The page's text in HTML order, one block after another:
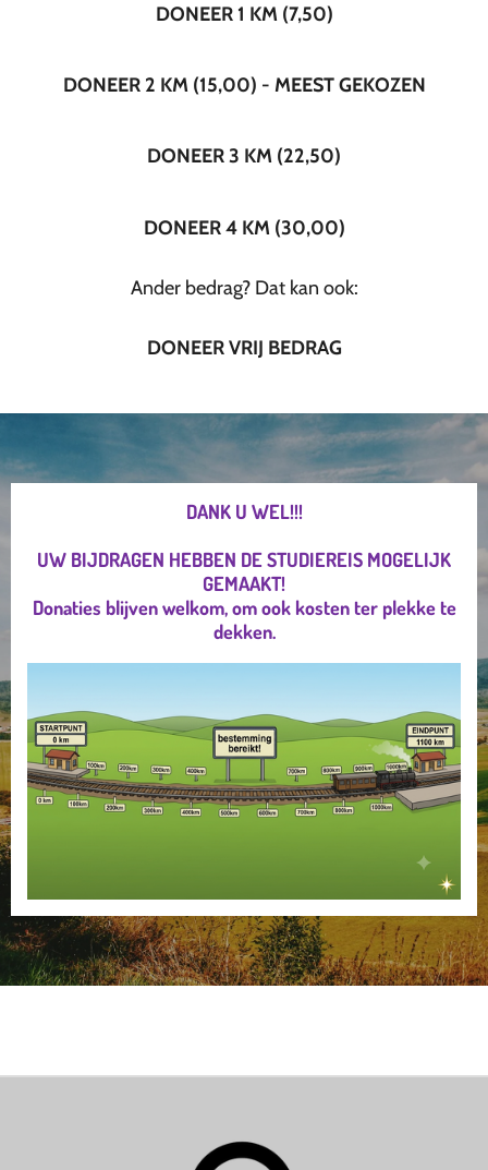
DONEER 1 KM (7,50)
DONEER 2 KM (15,00) - MEEST GEKOZEN
DONEER 3 KM (22,50)
DONEER 4 KM (30,00)
Ander bedrag? Dat kan ook:
DONEER VRIJ BEDRAG
DANK U WEL!!!
UW BIJDRAGEN HEBBEN DE STUDIEREIS MOGELIJK
GEMAAKT!
Donaties blijven welkom, om ook kosten ter plekke te
dekken.